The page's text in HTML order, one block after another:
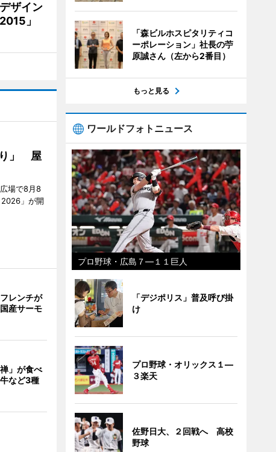
ザイン
」
り」 屋
場で8月8
」が開
レンチが
産サーモ
」が食べ
など3種
「森ビルホスピタリティコ
ーポレーション」社長の苧
原誠さん（左から2番目）
もっと見る
ワールドフォトニュース
プロ野球・広島７―１１巨人
「デジポリス」普及呼び掛
け
プロ野球・オリックス１―
３楽天
佐野日大、２回戦へ 高校
野球